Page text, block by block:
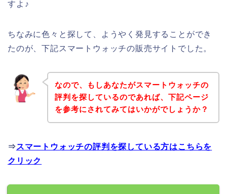
すよ♪
ちなみに色々と探して、ようやく発見することができ
たのが、下記スマートウォッチの販売サイトでした。
なので、もしあなたがスマートウォッチの
評判を探しているのであれば、下記ページ
を参考にされてみてはいかがでしょうか？
⇒ スマートウォッチの評判を探している方はこちらを
クリック